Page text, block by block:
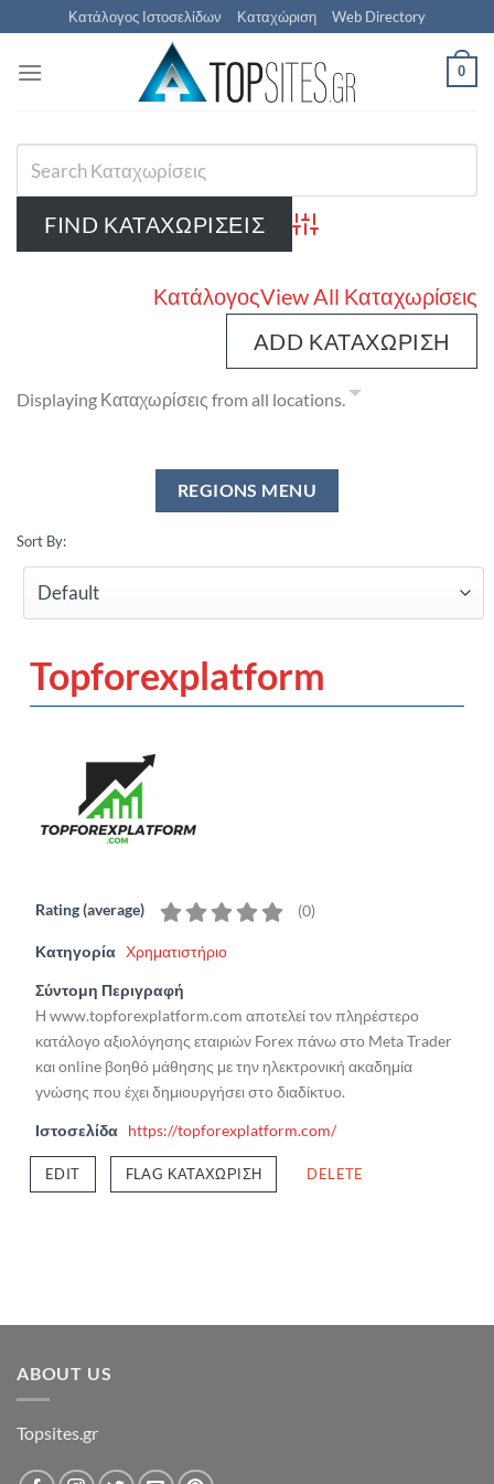
Μετάβαση
στο
περιεχόμενο
Κατάλογος Ιστοσελίδων Καταχώριση Web Directory
0
Advanced Search
ΚατάλογοςView All Καταχωρίσεις
ADD ΚΑΤΑΧΏΡΙΣΗ
Displaying Καταχωρίσεις from all locations.
Sort By:
Topforexplatform
Rating (average) (0)
Κατηγορία Χρηματιστήριο
Σύντομη Περιγραφή
Η www.topforexplatform.com αποτελεί τον πληρέστερο
κατάλογο αξιολόγησης εταιριών Forex πάνω στο Meta Trader
και online βοηθό μάθησης με την ηλεκτρονική ακαδημία
γνώσης που έχει δημιουργήσει στο διαδίκτυο.
Ιστοσελίδα https://topforexplatform.com/
EDIT FLAG ΚΑΤΑΧΏΡΙΣΗ DELETE
ABOUT US
Topsites.gr